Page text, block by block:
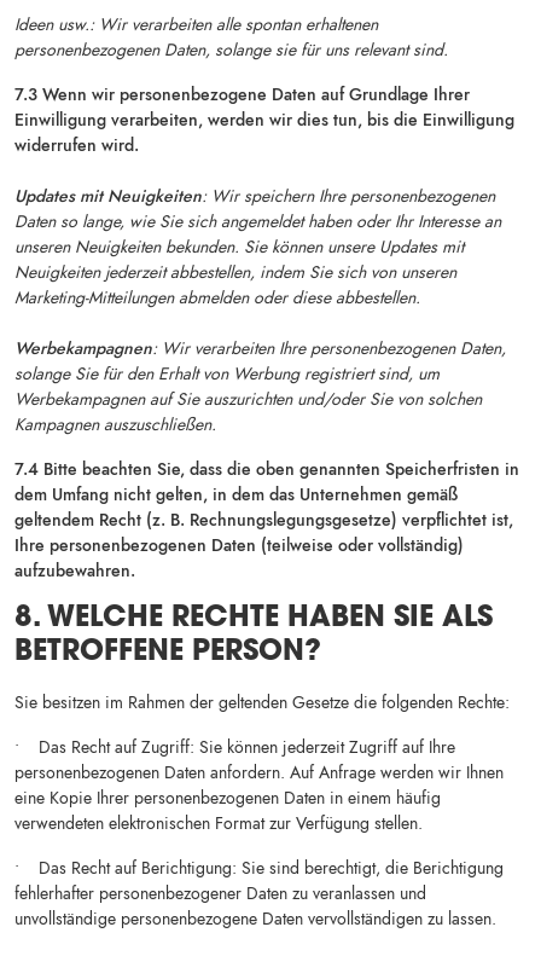
Ideen usw.: Wir verarbeiten alle spontan erhaltenen
personenbezogenen Daten, solange sie für uns relevant sind.
7.3 Wenn wir personenbezogene Daten auf Grundlage Ihrer
Einwilligung verarbeiten, werden wir dies tun, bis die Einwilligung
widerrufen wird.
Updates mit Neuigkeiten: Wir speichern Ihre personenbezogenen
Daten so lange, wie Sie sich angemeldet haben oder Ihr Interesse an
unseren Neuigkeiten bekunden. Sie können unsere Updates mit
Neuigkeiten jederzeit abbestellen, indem Sie sich von unseren
Marketing-Mitteilungen abmelden oder diese abbestellen.
Werbekampagnen: Wir verarbeiten Ihre personenbezogenen Daten,
solange Sie für den Erhalt von Werbung registriert sind, um
Werbekampagnen auf Sie auszurichten und/oder Sie von solchen
Kampagnen auszuschließen.
7.4 Bitte beachten Sie, dass die oben genannten Speicherfristen in
dem Umfang nicht gelten, in dem das Unternehmen gemäß
geltendem Recht (z. B. Rechnungslegungsgesetze) verpflichtet ist,
Ihre personenbezogenen Daten (teilweise oder vollständig)
aufzubewahren.
8. WELCHE RECHTE HABEN SIE ALS
BETROFFENE PERSON?
Sie besitzen im Rahmen der geltenden Gesetze die folgenden Rechte:
• Das Recht auf Zugriff: Sie können jederzeit Zugriff auf Ihre
personenbezogenen Daten anfordern. Auf Anfrage werden wir Ihnen
eine Kopie Ihrer personenbezogenen Daten in einem häufig
verwendeten elektronischen Format zur Verfügung stellen.
• Das Recht auf Berichtigung: Sie sind berechtigt, die Berichtigung
fehlerhafter personenbezogener Daten zu veranlassen und
unvollständige personenbezogene Daten vervollständigen zu lassen.